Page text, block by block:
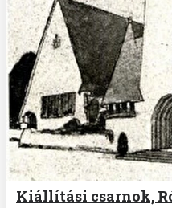
Kiállítási csarnok,